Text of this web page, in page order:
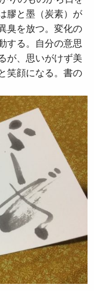
膠と墨（炭素）が
臭を放つ。変化の
する。自分の意思
が、思いがけず美
笑顔になる。書の